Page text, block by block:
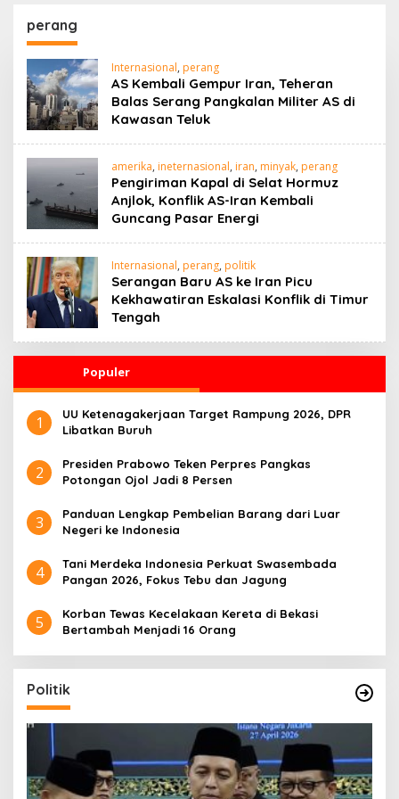
perang
Internasional, perang
AS Kembali Gempur Iran, Teheran
Balas Serang Pangkalan Militer AS di
Kawasan Teluk
amerika, ineternasional, iran, minyak, perang
Pengiriman Kapal di Selat Hormuz
Anjlok, Konflik AS-Iran Kembali
Guncang Pasar Energi
Internasional, perang, politik
Serangan Baru AS ke Iran Picu
Kekhawatiran Eskalasi Konflik di Timur
Tengah
Populer
1
UU Ketenagakerjaan Target Rampung 2026, DPR
Libatkan Buruh
2
Presiden Prabowo Teken Perpres Pangkas
Potongan Ojol Jadi 8 Persen
3
Panduan Lengkap Pembelian Barang dari Luar
Negeri ke Indonesia
4
Tani Merdeka Indonesia Perkuat Swasembada
Pangan 2026, Fokus Tebu dan Jagung
5
Korban Tewas Kecelakaan Kereta di Bekasi
Bertambah Menjadi 16 Orang
Politik